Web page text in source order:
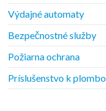
Výdajné automaty
Bezpečnostné služby
Požiarna ochrana
Príslušenstvo k